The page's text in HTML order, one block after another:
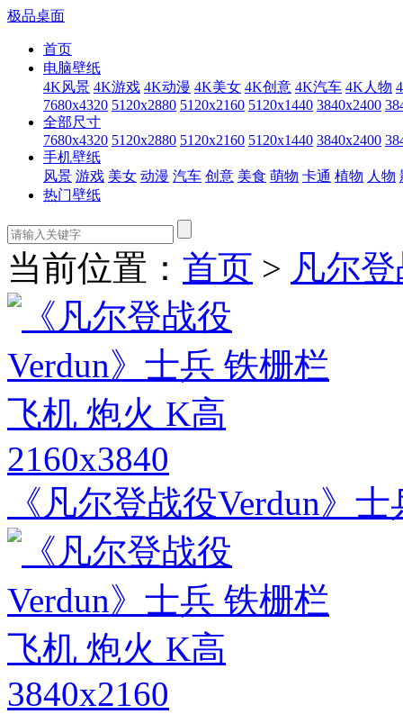
极品桌面
首页
电脑壁纸
4K风景 4K游戏 4K动漫 4K美女 4K创意 4K汽车 4K人物
7680x4320 5120x2880 5120x2160 5120x1440 3840x2400
全部尺寸
7680x4320 5120x2880 5120x2160 5120x1440 3840x2400
手机壁纸
风景 游戏 美女 动漫 汽车 创意 美食 萌物 卡通 植物 人物
热门壁纸
当前位置： 首页 > 凡尔
2160x3840
《凡尔登战役Verdun》
3840x2160